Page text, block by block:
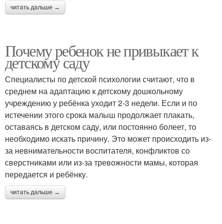
Года в детском саду День в детском саду
Сад на развитие
Ребенка без детского
сада
Ребенка в детский сад
читать дальше →
Почему ребенок не привыкает к
детскому саду
Специалисты по детской психологии считают, что в
среднем на адаптацию к детскому дошкольному
учреждению у ребёнка уходит 2-3 недели. Если и по
истечении этого срока малыш продолжает плакать,
оставаясь в детском саду, или постоянно болеет, то
необходимо искать причину. Это может происходить из-
за невнимательности воспитателя, конфликтов со
сверстниками или из-за тревожности мамы, которая
передается и ребёнку.
читать дальше →